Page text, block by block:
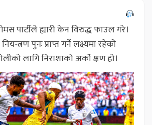
पार्टीले ह्यारी केन विरुद्ध फाउल गरे।
पुनः प्राप्त गर्ने लक्ष्यमा रहेको
लागि निराशाको अर्को क्षण हो।